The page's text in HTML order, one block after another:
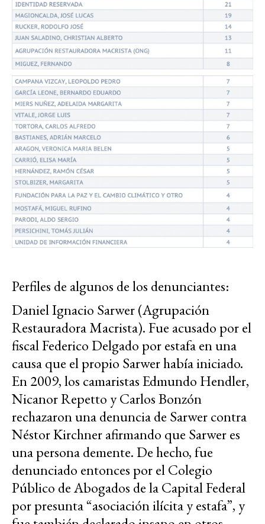
Perfiles de algunos de los denunciantes:
Daniel Ignacio Sarwer (Agrupación
Restauradora Macrista). Fue acusado por el
fiscal Federico Delgado por estafa en una
causa que el propio Sarwer había iniciado.
En 2009, los camaristas Edmundo Hendler,
Nicanor Repetto y Carlos Bonzón
rechazaron una denuncia de Sarwer contra
Néstor Kirchner afirmando que Sarwer es
una persona demente. De hecho, fue
denunciado entonces por el Colegio
Público de Abogados de la Capital Federal
por presunta “asociación ilícita y estafa”, y